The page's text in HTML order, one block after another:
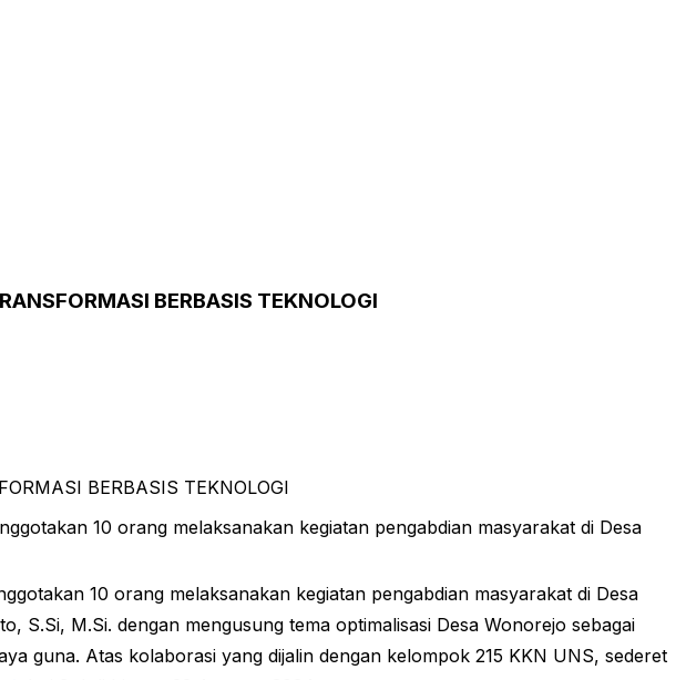
BERBASIS TEKNOLOGI
10 orang melaksanakan kegiatan pengabdian masyarakat di Desa
10 orang melaksanakan kegiatan pengabdian masyarakat di Desa
M.Si. dengan mengusung tema optimalisasi Desa Wonorejo sebagai
guna. Atas kolaborasi yang dijalin dengan kelompok 215 KKN UNS, sederet